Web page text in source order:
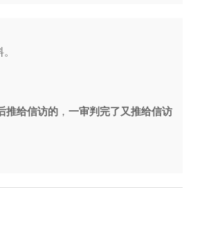
推给信访的 ， 一审判完了又推给信访